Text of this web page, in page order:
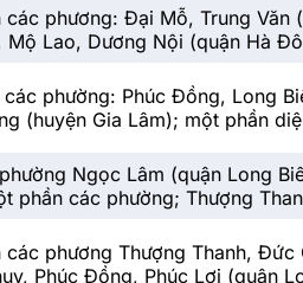
các phương: Đại Mỗ, Trung
Mộ Lao, Dương Nội (quận Hà
các phường: Phúc Đồng, Long
(huyện Gia Lâm); một phần
Ngọc Lâm (quận Long
phần các phường; Thượng
các phương Thượng Thanh,
Phúc Đồng, Phúc Lợi (quận